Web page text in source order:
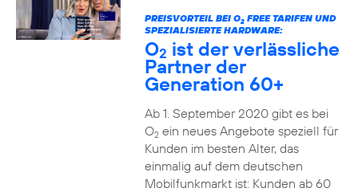
PREISVORTEIL BEI O2FREE TARIFEN UND
SPEZIALISIERTE HARDWARE:
O2 ist der verlässliche
Partner der
Generation 60+
Ab 1. September 2020 gibt es bei
O2ein neues Angebote speziell für
Kunden im besten Alter, das
einmalig auf dem deutschen
Mobilfunkmarkt ist: Kunden ab 60